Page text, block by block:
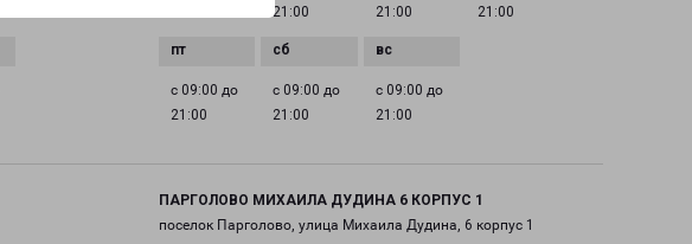
21:00
21:00
21:00
с 09:00 до
21:00
с 09:00 до
21:00
с 09:00 до
21:00
ПАРГОЛОВО МИХАИЛА ДУДИНА 6 КОРПУС 1
поселок Парголово, улица Михаила Дудина, 6 корпус 1